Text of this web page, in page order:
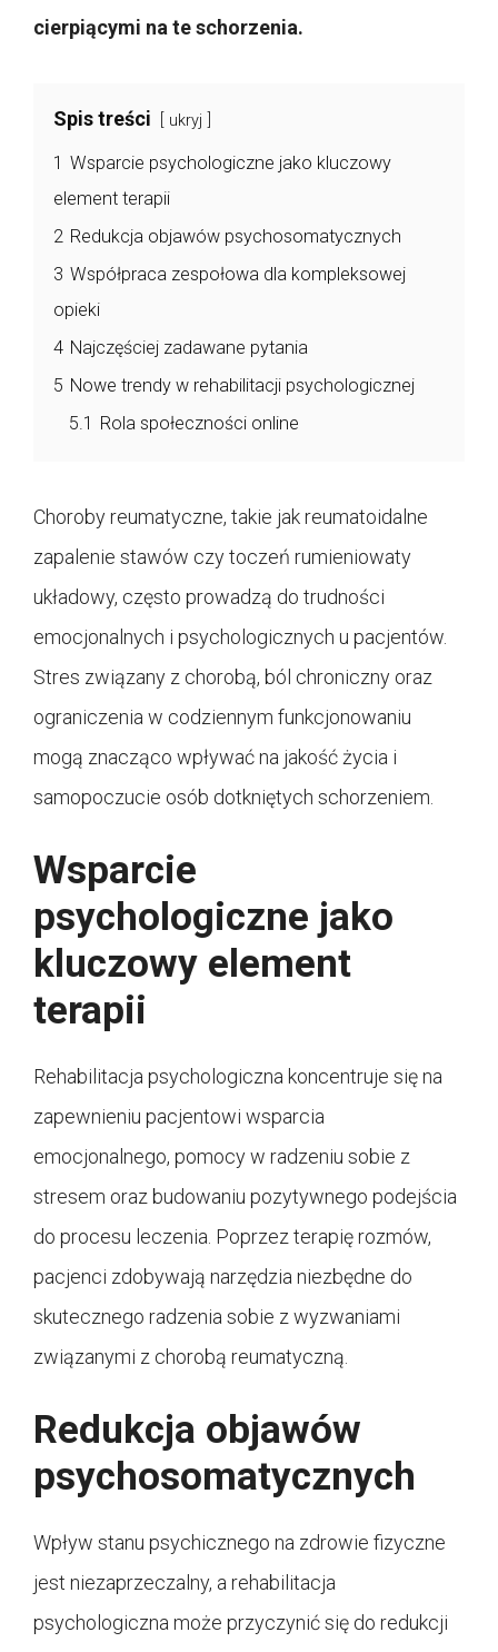
cierpiącymi na te schorzenia.
Spis treści ukryj
1 Wsparcie psychologiczne jako kluczowy
element terapii
2 Redukcja objawów psychosomatycznych
3 Współpraca zespołowa dla kompleksowej
opieki
4 Najczęściej zadawane pytania
5 Nowe trendy w rehabilitacji psychologicznej
5.1 Rola społeczności online
Choroby reumatyczne, takie jak reumatoidalne
zapalenie stawów czy toczeń rumieniowaty
układowy, często prowadzą do trudności
emocjonalnych i psychologicznych u pacjentów.
Stres związany z chorobą, ból chroniczny oraz
ograniczenia w codziennym funkcjonowaniu
mogą znacząco wpływać na jakość życia i
samopoczucie osób dotkniętych schorzeniem.
Wsparcie
psychologiczne jako
kluczowy element
terapii
Rehabilitacja psychologiczna koncentruje się na
zapewnieniu pacjentowi wsparcia
emocjonalnego, pomocy w radzeniu sobie z
stresem oraz budowaniu pozytywnego podejścia
do procesu leczenia. Poprzez terapię rozmów,
pacjenci zdobywają narzędzia niezbędne do
skutecznego radzenia sobie z wyzwaniami
związanymi z chorobą reumatyczną.
Redukcja objawów
psychosomatycznych
Wpływ stanu psychicznego na zdrowie fizyczne
jest niezaprzeczalny, a rehabilitacja
psychologiczna może przyczynić się do redukcji